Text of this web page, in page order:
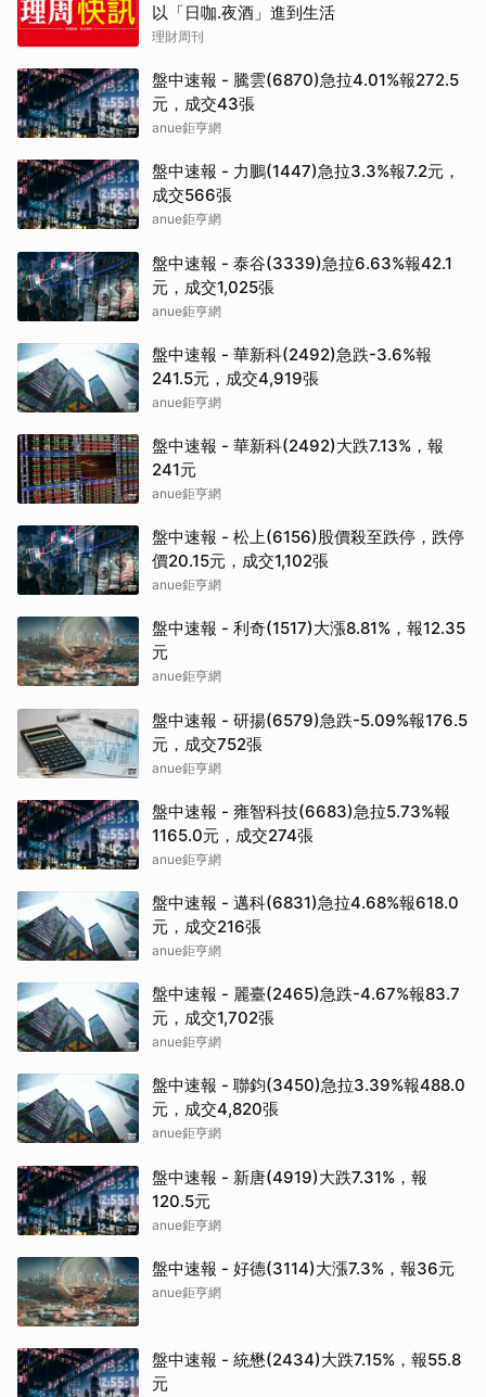
以「日咖.夜酒」進到生活
理財周刊
盤中速報 - 騰雲(6870)急拉4.01%報272.5
元，成交43張
anue鉅亨網
盤中速報 - 力鵬(1447)急拉3.3%報7.2元，
成交566張
anue鉅亨網
盤中速報 - 泰谷(3339)急拉6.63%報42.1
元，成交1,025張
anue鉅亨網
盤中速報 - 華新科(2492)急跌-3.6%報
241.5元，成交4,919張
anue鉅亨網
盤中速報 - 華新科(2492)大跌7.13%，報
241元
anue鉅亨網
盤中速報 - 松上(6156)股價殺至跌停，跌停
價20.15元，成交1,102張
anue鉅亨網
盤中速報 - 利奇(1517)大漲8.81%，報12.35
元
anue鉅亨網
盤中速報 - 研揚(6579)急跌-5.09%報176.5
元，成交752張
anue鉅亨網
盤中速報 - 雍智科技(6683)急拉5.73%報
1165.0元，成交274張
anue鉅亨網
盤中速報 - 邁科(6831)急拉4.68%報618.0
元，成交216張
anue鉅亨網
盤中速報 - 麗臺(2465)急跌-4.67%報83.7
元，成交1,702張
anue鉅亨網
盤中速報 - 聯鈞(3450)急拉3.39%報488.0
元，成交4,820張
anue鉅亨網
盤中速報 - 新唐(4919)大跌7.31%，報
120.5元
anue鉅亨網
盤中速報 - 好德(3114)大漲7.3%，報36元
anue鉅亨網
盤中速報 - 統懋(2434)大跌7.15%，報55.8
元